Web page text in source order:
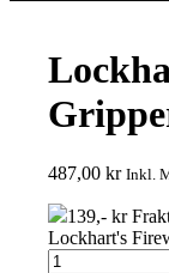
487,00kr Inkl.
139,- kr
Lockhart's